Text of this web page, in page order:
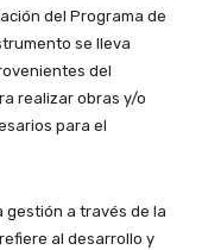
del Programa de
se lleva
del
realizar obras y/o
para el
gestión a través de la
al desarrollo y